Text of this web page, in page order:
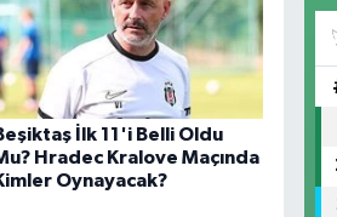
İlk 11'i Belli Oldu
Hradec Kralove Maçında
Oynayacak?